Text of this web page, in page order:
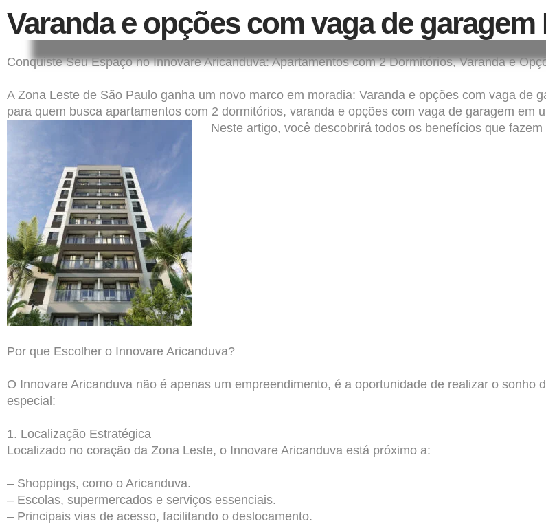
Varanda e opções com vaga de
Conquiste Seu Espaço no Innovare Aricanduva: Apartamentos com 2 Dormitórios, Varanda e
A Zona Leste de São Paulo ganha um novo marco em moradia: Varanda e opções com vaga de
para quem busca apartamentos com 2 dormitórios, varanda e opções com vaga de garagem em
Neste artigo, você descobrirá todos os benefícios que
Por que Escolher o Innovare Aricanduva?
O Innovare Aricanduva não é apenas um empreendimento, é a oportunidade de realizar o sonho
especial:
1. Localização Estratégica
Localizado no coração da Zona Leste, o Innovare Aricanduva está próximo a:
– Shoppings, como o Aricanduva.
– Escolas, supermercados e serviços essenciais.
– Principais vias de acesso, facilitando o deslocamento.